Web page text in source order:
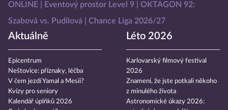
ONLINE
Eventový prostor Level 9
OKTAGON 92:
Szabová vs. Pudilová
Chance Liga 2026/27
Aktuálně
Epicentrum
Neštovice: příznaky, léčba
V čem jezdí Yamal a Mesii?
Kvízy pro seniory
Kalendář úplňků 2026
Léto 2026
Karlovarský filmový festival
2026
Znamení, že jste potkali někoho
z minulého života
Astronomické úkazy 2026: